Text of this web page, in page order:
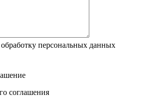
персональных данных
соглашения